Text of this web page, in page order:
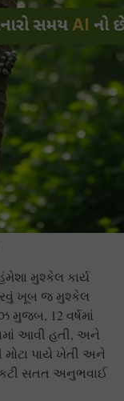
મુશ્કેલ કાર્ય
ખૂબ જ મુશ્કેલ
મુજબ, 12 વર્ષમાં
આવી હતી, અને
મોટા પાયે ખેતી અને
સતત અનુભવાઈ